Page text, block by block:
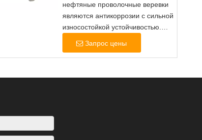
нефтяные проволочные веревки
являются антикоррозии с сильной
износостойкой устойчивостью.
длинное.
Запрос цены